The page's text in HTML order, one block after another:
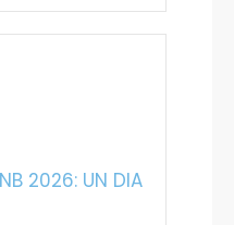
2026: UN DIA